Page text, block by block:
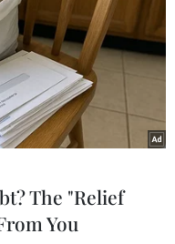
The "Relief
You